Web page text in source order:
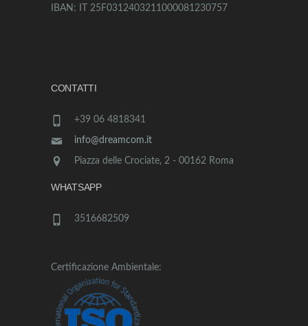
IBAN: IT 25F0312403211000081230757
CONTATTI
+39 06 4818341
info@dreamcom.it
Piazza delle Crociate, 2 - 00162 Roma
WHATSAPP
3516682509
Certificazione Ambientale: